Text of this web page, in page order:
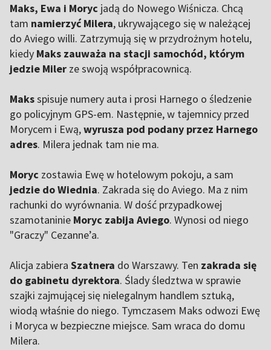
Maks, Ewa i Moryc jadą do Nowego Wiśnicza. Chcą
tam namierzyć Milera, ukrywającego się w należącej
do Aviego willi. Zatrzymują się w przydrożnym hotelu,
kiedy Maks zauważa na stacji samochód, którym
jedzie Miler ze swoją współpracownicą.
Maksspisuje numery auta i prosi Harnego o śledzenie
go policyjnym GPS-em. Następnie, w tajemnicy przed
Morycem i Ewą,wyrusza pod podany przez Harnego
adres. Milera jednak tam nie ma.
Moryc zostawia Ewę w hotelowym pokoju, a sam
jedzie do Wiednia. Zakrada się do Aviego. Ma z nim
rachunki do wyrównania. W dość przypadkowej
szamotaninie Moryc zabija Aviego. Wynosi od niego
"Graczy" Cezanne’a.
Alicja zabiera Szatnera do Warszawy. Ten zakrada się
do gabinetu dyrektora. Ślady śledztwa w sprawie
szajki zajmującej się nielegalnym handlem sztuką,
wiodą właśnie do niego. Tymczasem Maks odwozi Ewę
i Moryca w bezpieczne miejsce. Sam wraca do domu
Milera.